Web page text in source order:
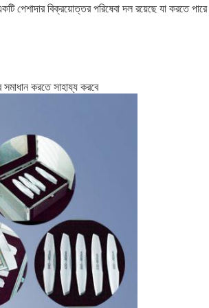
পেশাদার বিক্রয়োত্তর পরিষেবা দল রয়েছে যা করতে পারে
করতে সাহায্য করবে